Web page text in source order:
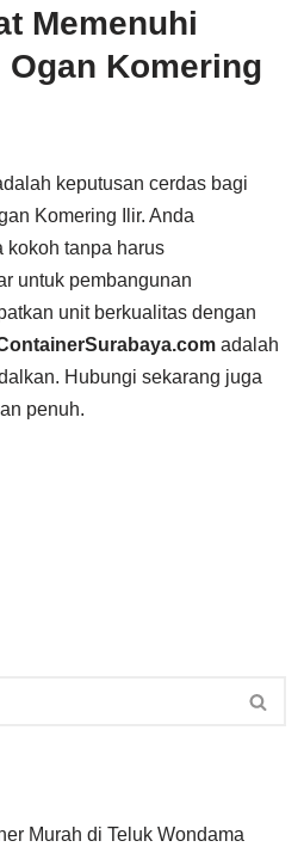
Memenuhi
Komering
keputusan cerdas bagi
Komering Ilir. Anda
kokoh tanpa harus
untuk pembangunan
unit berkualitas dengan
adalah
Hubungi sekarang juga
penuh.
Murah di Teluk Wondama